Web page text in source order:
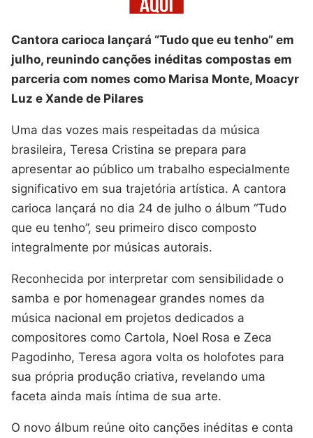
Cantora carioca lançará “Tudo que eu tenho” em
julho, reunindo canções inéditas compostas em
parceria com nomes como Marisa Monte, Moacyr
Luz e Xande de Pilares
Uma das vozes mais respeitadas da música
brasileira, Teresa Cristina se prepara para
apresentar ao público um trabalho especialmente
significativo em sua trajetória artística. A cantora
carioca lançará no dia 24 de julho o álbum “Tudo
que eu tenho”, seu primeiro disco composto
integralmente por músicas autorais.
Reconhecida por interpretar com sensibilidade o
samba e por homenagear grandes nomes da
música nacional em projetos dedicados a
compositores como Cartola, Noel Rosa e Zeca
Pagodinho, Teresa agora volta os holofotes para
sua própria produção criativa, revelando uma
faceta ainda mais íntima de sua arte.
O novo álbum reúne oito canções inéditas e conta